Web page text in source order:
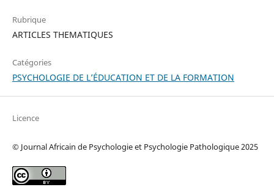
Rubrique
ARTICLES THEMATIQUES
Catégories
PSYCHOLOGIE DE L’ÉDUCATION ET DE LA FORMATION
Licence
© Journal Africain de Psychologie et Psychologie Pathologique 2025